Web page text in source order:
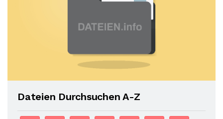
Dateien Durchsuchen A-Z